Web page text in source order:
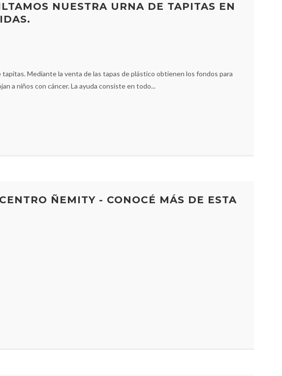
NUESTRA URNA DE TAPITAS EN
Mediante la venta de las tapas de plástico obtienen los fondos para
a niños con cáncer. La ayuda consiste en todo...
ÑEMITY - CONOCÉ MÁS DE ESTA